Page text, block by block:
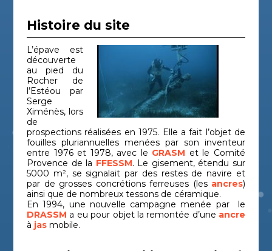
Histoire du site
L’épave est
découverte
au pied du
Rocher de
l’Estéou par
Serge
Ximénès, lors
de
prospections réalisées en 1975. Elle a fait l’objet de
fouilles pluriannuelles menées par son inventeur
entre 1976 et 1978, avec le GRASM et le Comité
Provence de la FFESSM. Le gisement, étendu sur
5000 m², se signalait par des restes de navire et
par de grosses concrétions ferreuses (les ancres)
ainsi que de nombreux tessons de céramique.
En 1994, une nouvelle campagne menée par le
DRASSM a eu pour objet la remontée d’une ancre
à jas mobile.